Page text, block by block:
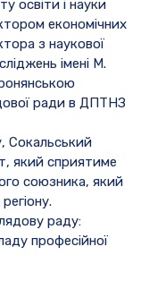
освіти і науки
економічних
з наукової
імені М.
ради в ДПТНЗ
Сокальський
який сприятиме
союзника, який
раду:
професійної